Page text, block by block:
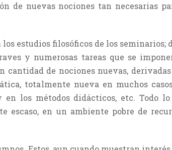
nuevas nociones tan necesarias
estudios filosóficos de los seminarios;
y numerosas tareas que se
cantidad de nociones nuevas,
totalmente nueva en muchos
los métodos didácticos, etc. Todo
en un ambiente pobre de